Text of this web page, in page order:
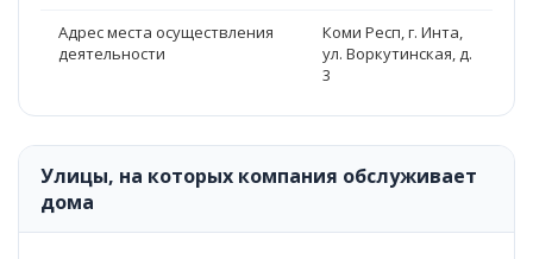
Адрес места осуществления
деятельности
Коми Респ, г. Инта,
ул. Воркутинская, д.
3
Улицы, на которых компания обслуживает
дома